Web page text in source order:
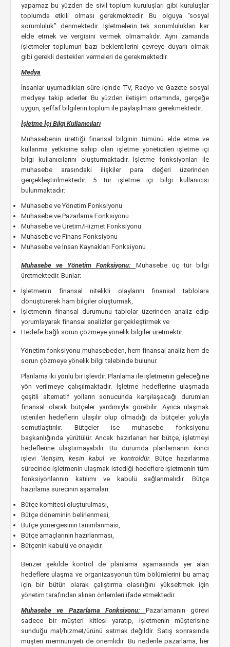
yapamaz bu yüzden de sivil toplum kuruluşları gibi kuruluşlar
toplumda etkili olması gerekmektedir. Bu olguya “sosyal
sorumluluk” denmektedir. İşletmelerin tek sorumlulukları kar
elde etmek ve vergisini vermek olmamalıdır. Aynı zamanda
işletmeler toplumun bazı beklentilerini çevreye duyarlı olmak
gibi gerekli destekleri vermeleri de gerekmektedir.
Medya
İnsanlar uyumadıkları süre içinde TV, Radyo ve Gazete sosyal
medyayı takip ederler. Bu yüzden iletişim ortamında, gerçeğe
uygun, şeffaf bilgilerin toplum ile paylaşılması gerekmektedir.
İşletme İçi Bilgi Kullanıcıları
Muhasebenin ürettiği finansal bilginin tümünü elde etme ve
kullanma yetkisine sahip olan işletme yöneticileri işletme içi
bilgi kullanıcılarını oluşturmaktadır. İşletme fonksiyonları ile
muhasebe arasındaki ilişkiler para değeri üzerinden
gerçekleştirilmektedir. 5 tür işletme içi bilgi kullanıcısı
bulunmaktadır:
Muhasebe ve Yönetim Fonksiyonu
Muhasebe ve Pazarlama Fonksiyonu
Muhasebe ve Üretim/Hizmet Fonksiyonu
Muhasebe ve Finans Fonksiyonu
Muhasebe ve İnsan Kaynakları Fonksiyonu
Muhasebe ve Yönetim Fonksiyonu: Muhasebe üç tür bilgi
üretmektedir. Bunlar;
İşletmenin finansal nitelikli olaylarını finansal tablolara
dönüştürerek ham bilgiler oluşturmak,
İşletmenin finansal durumunu tablolar üzerinden analiz edip
yorumlayarak finansal analizler gerçekleştirmek ve
Hedefe bağlı sorun çözmeye yönelik bilgiler üretmektir.
Yönetim fonksiyonu muhasebeden, hem finansal analiz hem de
sorun çözmeye yönelik bilgi talebinde bulunur.
Planlama iki yönlü bir işlevdir. Planlama ile işletmenin geleceğine
yön verilmeye çalışılmaktadır. İşletme hedeflerine ulaşmada
çeşitli alternatif yolların sonucunda karşılaşacağı durumları
finansal olarak bütçeler yardımıyla görebilir. Ayrıca ulaşmak
istenilen hedeflerin ulaşılır olup olmadığı da bütçeler yoluyla
somutlaştırılır. Bütçeler ise muhasebe fonksiyonu
başkanlığında yürütülür. Ancak hazırlanan her bütçe, işletmeyi
hedeflerine ulaştırmayabilir. Bu durumda planlamanın ikinci
işlevi ‘iletişim, kesin kabul ve kontroldür. Bütçe hazırlanma
sürecinde işletmenin ulaşmak istediği hedeflere işletmenin tüm
fonksiyonlarının katılımı ve kabulü sağlanmalıdır. Bütçe
hazırlama sürecinin aşamaları:
Bütçe komitesi oluşturulması,
Bütçe döneminin belirlenmesi,
Bütçe yönergesinin tanımlanması,
Bütçe amaçlarının hazırlanması,
Bütçenin kabulü ve onayıdır.
Benzer şekilde kontrol de planlama aşamasında yer alan
hedeflere ulaşma ve organizasyonun tüm bölümlerini bu amaç
için bir bütün olarak çalıştırma olasılığını yükseltmek için
yönetim tarafından alınan önlemleri ifade etmektedir.
Muhasebe ve Pazarlama Fonksiyonu: Pazarlamanın görevi
sadece bir müşteri kitlesi yaratıp, işletmenin müşterisine
sunduğu mal/hizmet/ürünü satmak değildir. Satış sonrasında
müşteri memnuniyeti de önemlidir. Bu nedenle pazarlama, her